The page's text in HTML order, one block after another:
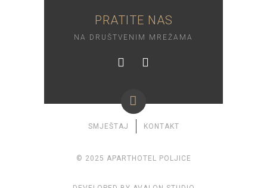
PRATITE NAS
NA DRUŠTVENIM MREŽAMA
SMJEŠTAJ KONTAKT
© 2025 APARTHOTEL POLJICE